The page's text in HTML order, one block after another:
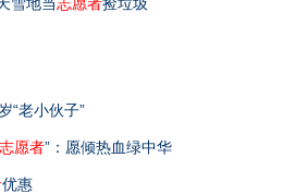
“老小伙子”
志愿者”：愿倾热血绿中华
优惠